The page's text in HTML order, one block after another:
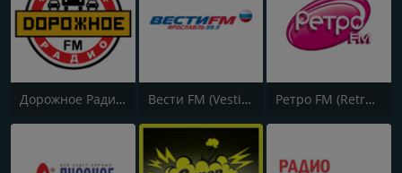
Дорожное Радио (Dorojnoe Radio) Вести FM (Vesti FM) Ретро FM (Retro FM)